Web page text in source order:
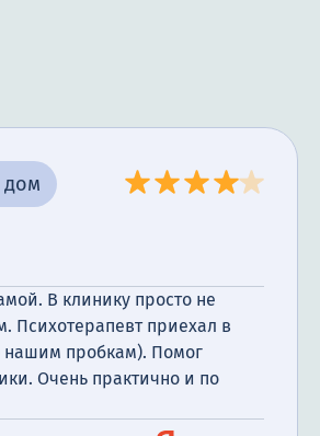
дом
В клинику просто не
Психотерапевт приехал в
нашим пробкам). Помог
Очень практично и по